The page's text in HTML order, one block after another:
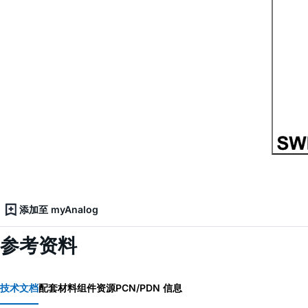
添加至 myAnalog
参考资料
技术文档配套材料组件资源PCN/PDN 信息